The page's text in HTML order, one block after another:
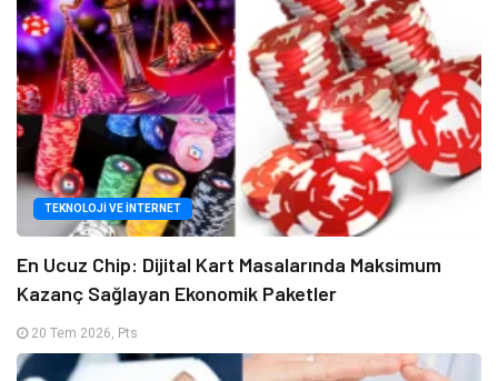
TEKNOLOJI VE İNTERNET
En Ucuz Chip: Dijital Kart Masalarında Maksimum
Kazanç Sağlayan Ekonomik Paketler
20 Tem 2026, Pts